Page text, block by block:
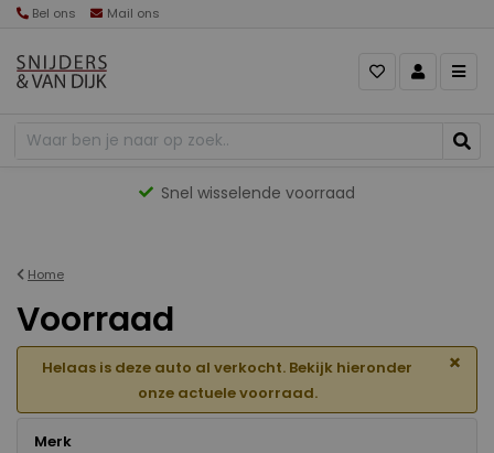
Bel ons Mail ons
Gevarieerd aanbod
Home
Voorraad
Helaas is deze auto al verkocht. Bekijk hieronder
onze actuele voorraad.
×
Merk